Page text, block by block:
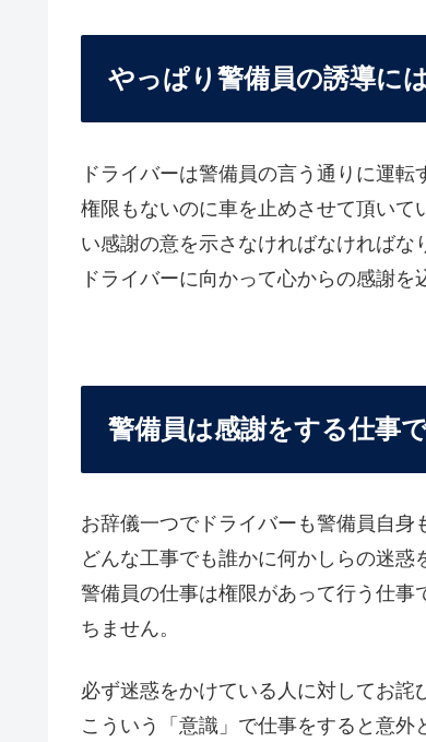
やっぱり警備員の誘導に
ドライバーは警備員の言う通りに運転
権限もないのに車を止めさせて頂い
い感謝の意を示さなければなければな
ドライバーに向かって心からの感謝を
警備員は感謝をする仕事
お辞儀一つでドライバーも警備員自身
どんな工事でも誰かに何かしらの迷惑
警備員の仕事は権限があって行う仕
ちません。
必ず迷惑をかけている人に対してお詫
こういう「意識」で仕事をすると意外